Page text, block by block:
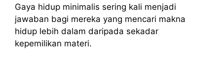
Gaya hidup minimalis sering kali menjadi
jawaban bagi mereka yang mencari makna
hidup lebih dalam daripada sekadar
kepemilikan materi.